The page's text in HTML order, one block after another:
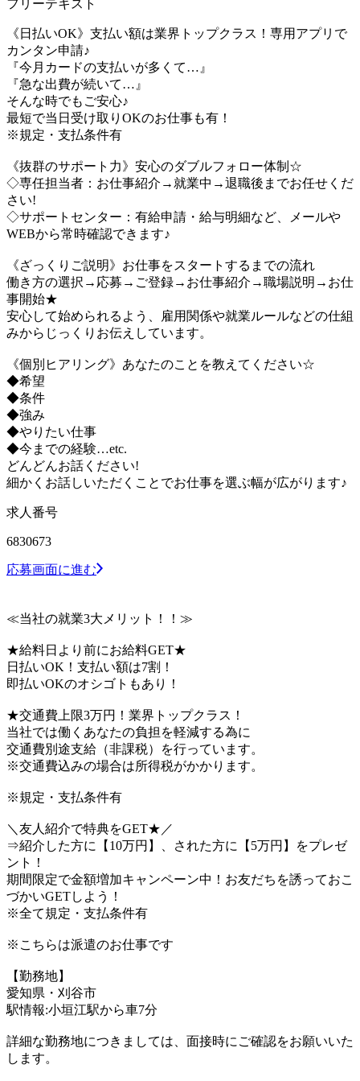
フリーテキスト
《日払いOK》支払い額は業界トップクラス！専用アプリで
カンタン申請♪
『今月カードの支払いが多くて…』
『急な出費が続いて…』
そんな時でもご安心♪
最短で当日受け取りOKのお仕事も有！
※規定・支払条件有
《抜群のサポート力》安心のダブルフォロー体制☆
◇専任担当者：お仕事紹介→就業中→退職後までお任せくだ
さい!
◇サポートセンター：有給申請・給与明細など、メールや
WEBから常時確認できます♪
《ざっくりご説明》お仕事をスタートするまでの流れ
働き方の選択→応募→ご登録→お仕事紹介→職場説明→お仕
事開始★
安心して始められるよう、雇用関係や就業ルールなどの仕組
みからじっくりお伝えしています。
《個別ヒアリング》あなたのことを教えてください☆
◆希望
◆条件
◆強み
◆やりたい仕事
◆今までの経験…etc.
どんどんお話ください!
細かくお話しいただくことでお仕事を選ぶ幅が広がります♪
求人番号
6830673
応募画面に進む
≪当社の就業3大メリット！！≫
★給料日より前にお給料GET★
日払いOK！支払い額は7割！
即払いOKのオシゴトもあり！
★交通費上限3万円！業界トップクラス！
当社では働くあなたの負担を軽減する為に
交通費別途支給（非課税）を行っています。
※交通費込みの場合は所得税がかかります。
※規定・支払条件有
＼友人紹介で特典をGET★／
⇒紹介した方に【10万円】、された方に【5万円】をプレゼ
ント！
期間限定で金額増加キャンペーン中！お友だちを誘っておこ
づかいGETしよう！
※全て規定・支払条件有
※こちらは派遣のお仕事です
【勤務地】
愛知県・刈谷市
駅情報:小垣江駅から車7分
詳細な勤務地につきましては、面接時にご確認をお願いいた
します。